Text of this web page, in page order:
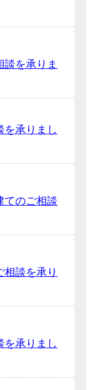
を承りま
を承りまし
てのご相談
談を承り
を承りまし